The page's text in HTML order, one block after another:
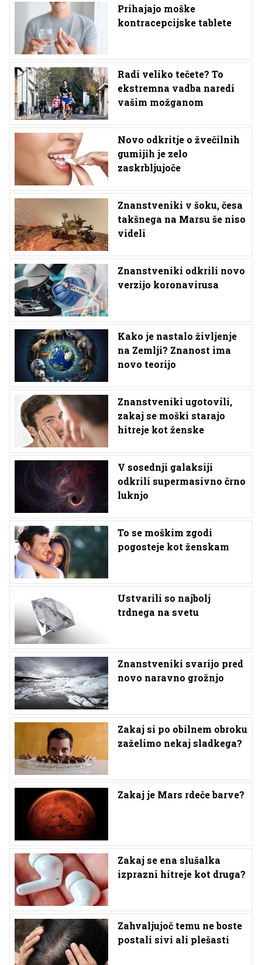
Prihajajo moške
kontracepcijske tablete
Radi veliko tečete? To
ekstremna vadba naredi
vašim možganom
Novo odkritje o žvečilnih
gumijih je zelo
zaskrbljujoče
Znanstveniki v šoku, česa
takšnega na Marsu še niso
videli
Znanstveniki odkrili novo
verzijo koronavirusa
Kako je nastalo življenje
na Zemlji? Znanost ima
novo teorijo
Znanstveniki ugotovili,
zakaj se moški starajo
hitreje kot ženske
V sosednji galaksiji
odkrili supermasivno črno
luknjo
To se moškim zgodi
pogosteje kot ženskam
Ustvarili so najbolj
trdnega na svetu
Znanstveniki svarijo pred
novo naravno grožnjo
Zakaj si po obilnem obroku
zaželimo nekaj sladkega?
Zakaj je Mars rdeče barve?
Zakaj se ena slušalka
izprazni hitreje kot druga?
Zahvaljujoč temu ne boste
postali sivi ali plešasti